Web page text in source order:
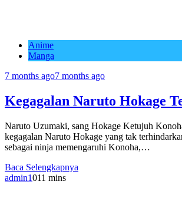
Anime
Manga
7 months ago7 months ago
Kegagalan Naruto Hokage
Naruto Uzumaki, sang Hokage Ketujuh
kegagalan Naruto Hokage yang tak
sebagai ninja memengaruhi Konoha,…
Baca Selengkapnya
admin1011 mins